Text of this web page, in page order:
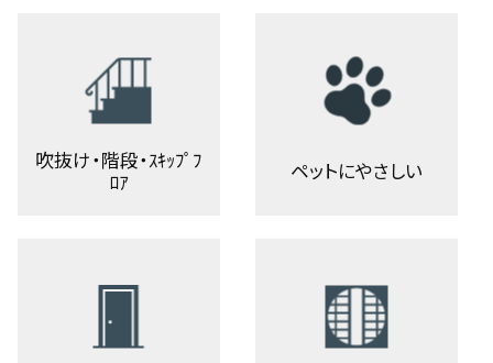
吹抜け・階段・ｽｷｯﾌﾟﾌ
ﾛｱ
ペットにやさしい